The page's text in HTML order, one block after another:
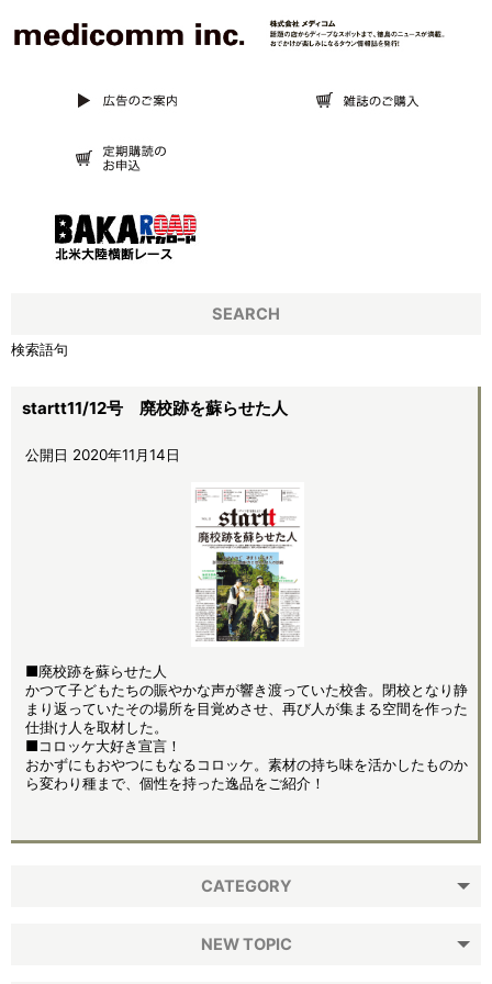
startt11/12号 廃校跡を蘇らせた人
公開日 2020年11月14日
■廃校跡を蘇らせた人
かつて子どもたちの賑やかな声が響き渡っていた校舎。閉校となり静
まり返っていたその場所を目覚めさせ、再び人が集まる空間を作った
仕掛け人を取材した。
■コロッケ大好き宣言！
おかずにもおやつにもなるコロッケ。素材の持ち味を活かしたものか
ら変わり種まで、個性を持った逸品をご紹介！
CATEGORY
NEW TOPIC
SEARCH
検索語句